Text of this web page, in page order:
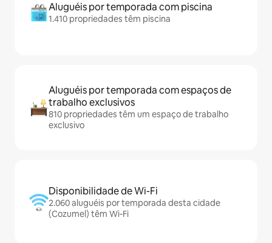
Aluguéis por temporada com piscina
1.410 propriedades têm piscina
Aluguéis por temporada com espaços de
trabalho exclusivos
810 propriedades têm um espaço de trabalho
exclusivo
Disponibilidade de Wi-Fi
2.060 aluguéis por temporada desta cidade
(Cozumel) têm Wi-Fi